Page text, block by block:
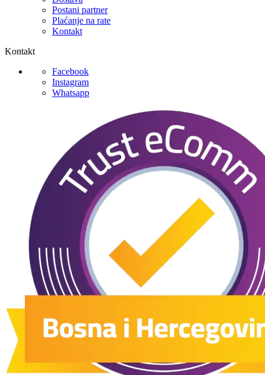
Postani partner
Plaćanje na rate
Kontakt
Kontakt
Facebook
Instagram
Whatsapp